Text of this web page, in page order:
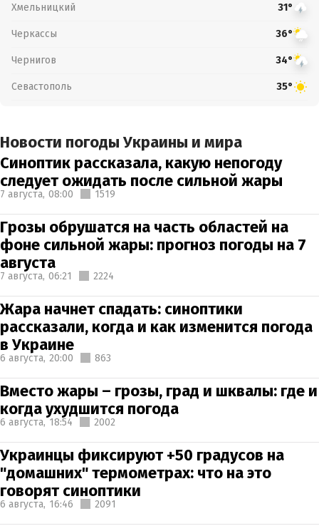
Хмельницкий 31°
Черкассы 36°
Чернигов 34°
Севастополь 35°
Новости погоды Украины и мира
Синоптик рассказала, какую непогоду
следует ожидать после сильной жары
7 августа, 08:00 1519
Грозы обрушатся на часть областей на
фоне сильной жары: прогноз погоды на 7
августа
7 августа, 06:21 2224
Жара начнет спадать: синоптики
рассказали, когда и как изменится погода
в Украине
6 августа, 20:00 863
Вместо жары – грозы, град и шквалы: где и
когда ухудшится погода
6 августа, 18:54 2002
Украинцы фиксируют +50 градусов на
"домашних" термометрах: что на это
говорят синоптики
6 августа, 16:46 2091